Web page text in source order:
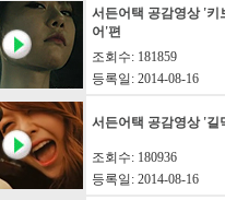
서든어택 공감영상 '키
어'편
조회수: 181859
등록일: 2014-08-16
서든어택 공감영상 '길
조회수: 180936
등록일: 2014-08-16